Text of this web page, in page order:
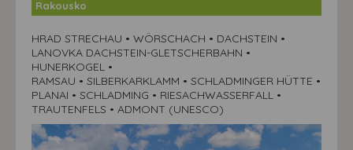
Rakousko
HRAD STRECHAU • WÖRSCHACH • DACHSTEIN •
LANOVKA DACHSTEIN-GLETSCHERBAHN •
HUNERKOGEL •
RAMSAU • SILBERKARKLAMM • SCHLADMINGER HÜTTE •
PLANAI • SCHLADMING • RIESACHWASSERFALL •
TRAUTENFELS • ADMONT (UNESCO)